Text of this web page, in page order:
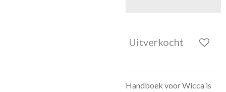
Uitverkocht
Handboek voor Wicca is